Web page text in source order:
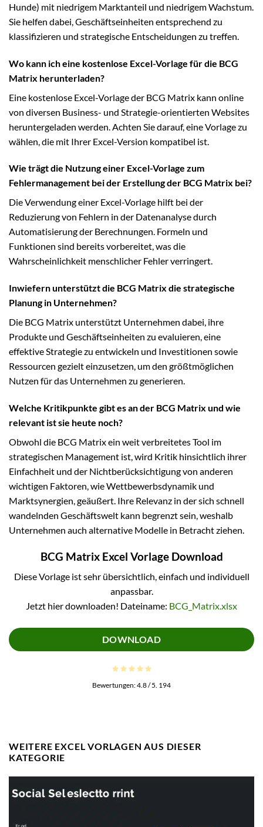
Hunde) mit niedrigem Marktanteil und niedrigem Wachstum.
Sie helfen dabei, Geschäftseinheiten entsprechend zu
klassifizieren und strategische Entscheidungen zu treffen.
Wo kann ich eine kostenlose Excel-Vorlage für die BCG
Matrix herunterladen?
Eine kostenlose Excel-Vorlage der BCG Matrix kann online
von diversen Business- und Strategie-orientierten Websites
heruntergeladen werden. Achten Sie darauf, eine Vorlage zu
wählen, die mit Ihrer Excel-Version kompatibel ist.
Wie trägt die Nutzung einer Excel-Vorlage zum
Fehlermanagement bei der Erstellung der BCG Matrix bei?
Die Verwendung einer Excel-Vorlage hilft bei der
Reduzierung von Fehlern in der Datenanalyse durch
Automatisierung der Berechnungen. Formeln und
Funktionen sind bereits vorbereitet, was die
Wahrscheinlichkeit menschlicher Fehler verringert.
Inwiefern unterstützt die BCG Matrix die strategische
Planung in Unternehmen?
Die BCG Matrix unterstützt Unternehmen dabei, ihre
Produkte und Geschäftseinheiten zu evaluieren, eine
effektive Strategie zu entwickeln und Investitionen sowie
Ressourcen gezielt einzusetzen, um den größtmöglichen
Nutzen für das Unternehmen zu generieren.
Welche Kritikpunkte gibt es an der BCG Matrix und wie
relevant ist sie heute noch?
Obwohl die BCG Matrix ein weit verbreitetes Tool im
strategischen Management ist, wird Kritik hinsichtlich ihrer
Einfachheit und der Nichtberücksichtigung von anderen
wichtigen Faktoren, wie Wettbewerbsdynamik und
Marktsynergien, geäußert. Ihre Relevanz in der sich schnell
wandelnden Geschäftswelt kann begrenzt sein, weshalb
Unternehmen auch alternative Modelle in Betracht ziehen.
BCG Matrix Excel Vorlage Download
Diese Vorlage ist sehr übersichtlich, einfach und individuell
anpassbar.
Jetzt hier downloaden! Dateiname: BCG_Matrix.xlsx
DOWNLOAD
Bewertungen:4.8/ 5. 194
WEITERE EXCEL VORLAGEN AUS DIESER
KATEGORIE